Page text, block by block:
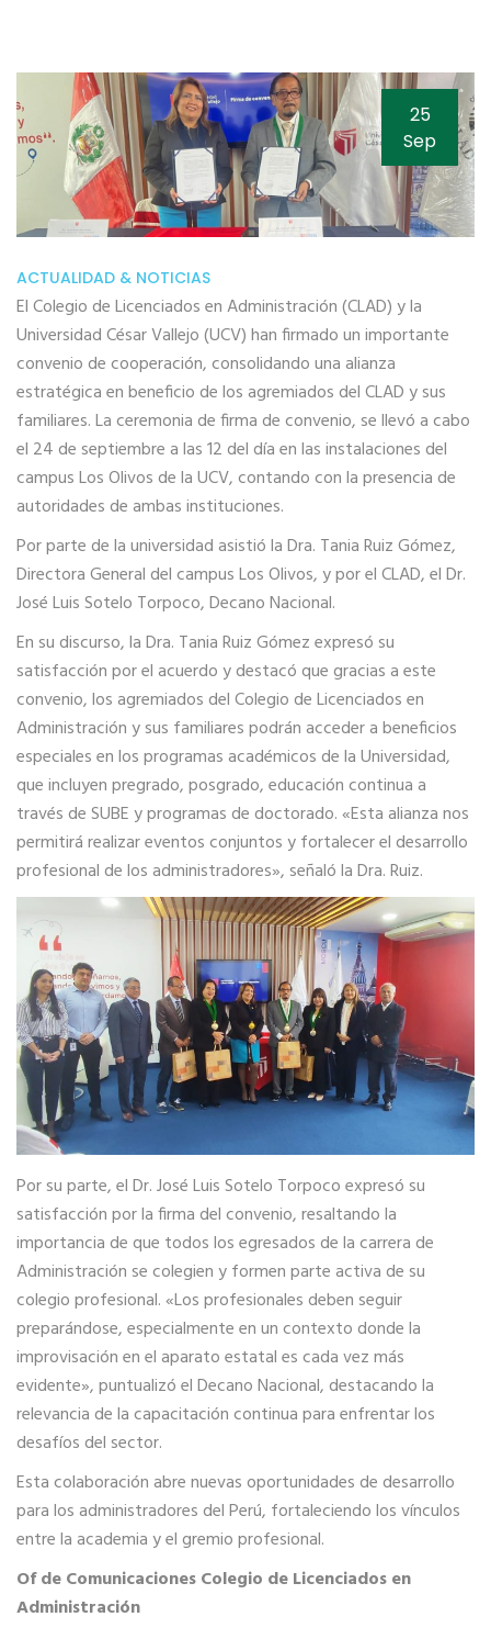
25
Sep
ACTUALIDAD & NOTICIAS
El Colegio de Licenciados en Administración (CLAD) y la
Universidad César Vallejo (UCV) han firmado un importante
convenio de cooperación, consolidando una alianza
estratégica en beneficio de los agremiados del CLAD y sus
familiares. La ceremonia de firma de convenio, se llevó a cabo
el 24 de septiembre a las 12 del día en las instalaciones del
campus Los Olivos de la UCV, contando con la presencia de
autoridades de ambas instituciones.
Por parte de la universidad asistió la Dra. Tania Ruiz Gómez,
Directora General del campus Los Olivos, y por el CLAD, el Dr.
José Luis Sotelo Torpoco, Decano Nacional.
En su discurso, la Dra. Tania Ruiz Gómez expresó su
satisfacción por el acuerdo y destacó que gracias a este
convenio, los agremiados del Colegio de Licenciados en
Administración y sus familiares podrán acceder a beneficios
especiales en los programas académicos de la Universidad,
que incluyen pregrado, posgrado, educación continua a
través de SUBE y programas de doctorado. «Esta alianza nos
permitirá realizar eventos conjuntos y fortalecer el desarrollo
profesional de los administradores», señaló la Dra. Ruiz.
Por su parte, el Dr. José Luis Sotelo Torpoco expresó su
satisfacción por la firma del convenio, resaltando la
importancia de que todos los egresados de la carrera de
Administración se colegien y formen parte activa de su
colegio profesional. «Los profesionales deben seguir
preparándose, especialmente en un contexto donde la
improvisación en el aparato estatal es cada vez más
evidente», puntualizó el Decano Nacional, destacando la
relevancia de la capacitación continua para enfrentar los
desafíos del sector.
Esta colaboración abre nuevas oportunidades de desarrollo
para los administradores del Perú, fortaleciendo los vínculos
entre la academia y el gremio profesional.
Of de Comunicaciones Colegio de Licenciados en
Administración